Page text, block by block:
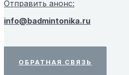
Отправить анонс:
info@badmintonika.ru
ОБРАТНАЯ СВЯЗЬ